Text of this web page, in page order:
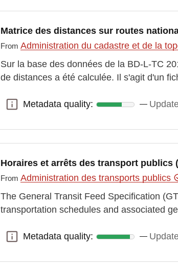
Matrice des distances sur routes
FromAdministration du cadastre et de la
Sur la base des données de la BD-L-TC
de distances a été calculée. Il s'agit d'un
Metadata quality:
Metadata quality:
Horaires et arrêts des transport publics
FromAdministration des transports publics
The General Transit Feed Specification
transportation schedules and associated
Metadata quality:
Metadata quality: